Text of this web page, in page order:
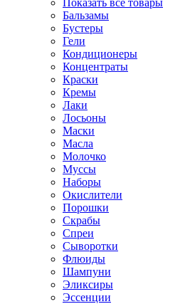
Показать все товары
Бальзамы
Бустеры
Гели
Кондиционеры
Концентраты
Краски
Кремы
Лаки
Лосьоны
Маски
Масла
Молочко
Муссы
Наборы
Окислители
Порошки
Скрабы
Спреи
Сыворотки
Флюиды
Шампуни
Эликсиры
Эссенции